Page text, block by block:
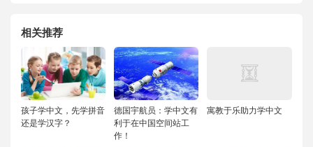
相关推荐
孩子学中文，先学拼音
还是学汉字？
德国宇航员：学中文有
利于在中国空间站工
作！
寓教于乐助力学中文